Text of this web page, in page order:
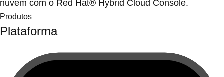
nuvem com o Red Hat® Hybrid Cloud Console.
Produtos
Plataforma